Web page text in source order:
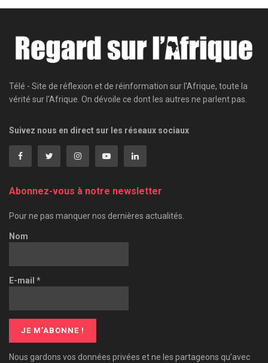
Télé - Site de réflexion et de réinformation sur l'Afrique, toute la
vérité sur l'Afrique. On dévoile ce dont les autres ne parlent pas.
Suivez nous en direct sur les réseaux sociaux
Abonnez-vous à notre newsletter
Pour ne pas manquer nos dernières actualités.
Nom
E-mail *
Nous gardons vos données privées et ne les partageons qu’avec